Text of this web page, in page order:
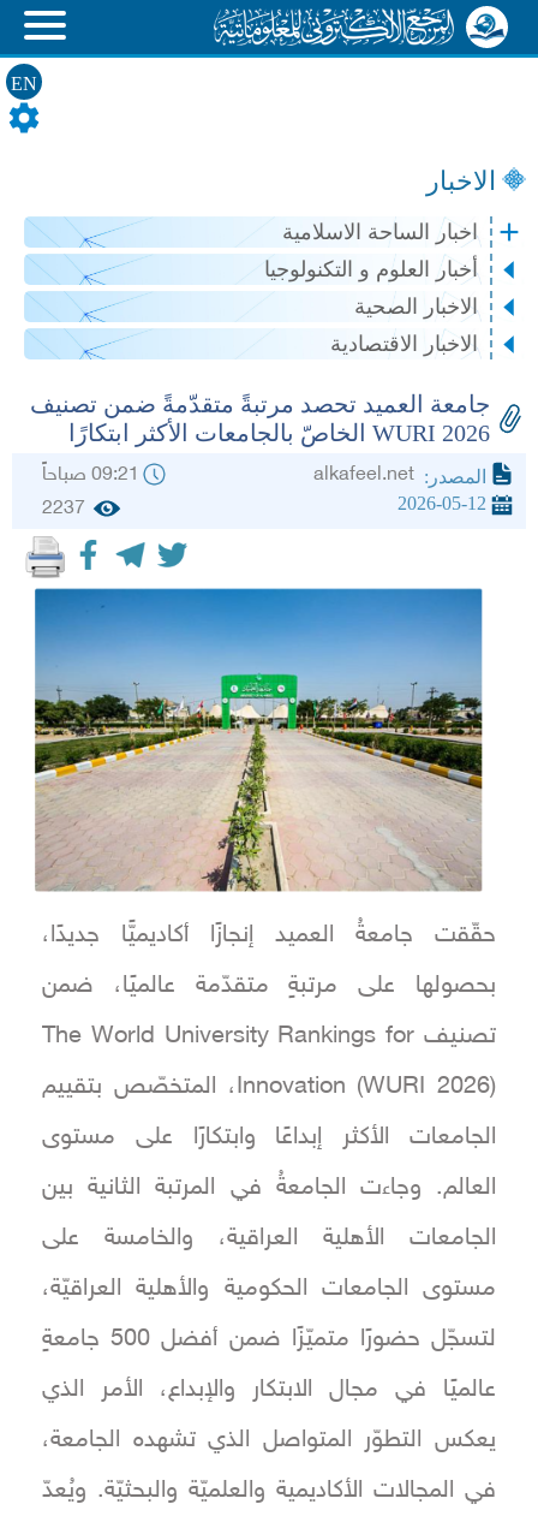
EN
الاخبار
اخبار الساحة الاسلامية
أخبار العلوم و التكنولوجيا
الاخبار الصحية
الاخبار الاقتصادية
جامعة العميد تحصد مرتبةً متقدّمةً ضمن تصنيف
WURI 2026 الخاصّ بالجامعات الأكثر ابتكارًا
المصدر: 09:21 صباحاً
2026-05-12
2237
حقّقت جامعةُ العميد إنجازًا أكاديميًّا جديدًا،
بحصولها على مرتبةٍ متقدّمة عالميًا، ضمن
تصنيف The World University Rankings for
Innovation (WURI 2026)، المتخصّص بتقييم
الجامعات الأكثر إبداعًا وابتكارًا على مستوى
العالم. وجاءت الجامعةُ في المرتبة الثانية بين
الجامعات الأهلية العراقية، والخامسة على
مستوى الجامعات الحكومية والأهلية العراقيّة،
لتسجّل حضورًا متميّزًا ضمن أفضل 500 جامعةٍ
عالميًا في مجال الابتكار والإبداع، الأمر الذي
يعكس التطوّر المتواصل الذي تشهده الجامعة،
في المجالات الأكاديمية والعلميّة والبحثيّة. ويُعدّ